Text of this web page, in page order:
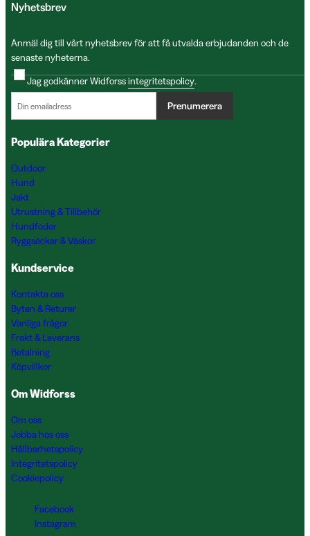
Nyhetsbrev
Anmäl dig till vårt nyhetsbrev för att få utvalda erbjudanden och de
senaste nyheterna.
Jag godkänner Widforssintegritetspolicy.
Prenumerera
Populära Kategorier
Outdoor
Hund
Jakt
Utrustning & Tillbehör
Hundfoder
Ryggsäckar & Väskor
Kundservice
Kontakta oss
Byten & Returer
Vanliga frågor
Frakt & Leverans
Betalning
Köpvillkor
Om Widforss
Om oss
Jobba hos oss
Hållbarhetspolicy
Integritetspolicy
Cookiepolicy
Facebook
Instagram